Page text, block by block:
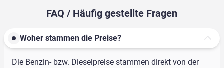
FAQ / Häufig gestellte Fragen
Woher stammen die Preise?
Die Benzin- bzw. Dieselpreise stammen direkt von der